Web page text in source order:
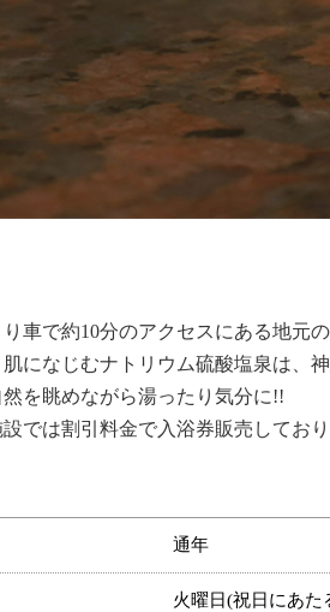
車で約10分のアクセスにある地元の
肌になじむナトリウム硫酸塩泉は、
を眺めながら湯ったり気分に!!
設では割引料金で入浴券販売してお
通年
火曜日(祝日にあた